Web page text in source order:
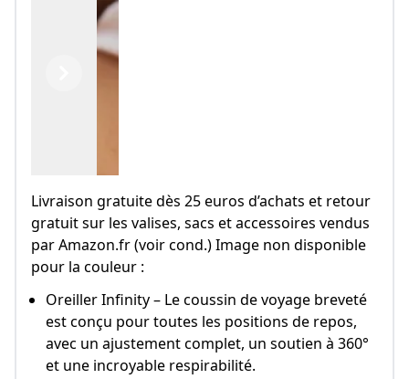
Livraison gratuite dès 25 euros d’achats et retour
gratuit sur les valises, sacs et accessoires vendus
par Amazon.fr (voir cond.) Image non disponible
pour la couleur :
Oreiller Infinity – Le coussin de voyage breveté
est conçu pour toutes les positions de repos,
avec un ajustement complet, un soutien à 360°
et une incroyable respirabilité.